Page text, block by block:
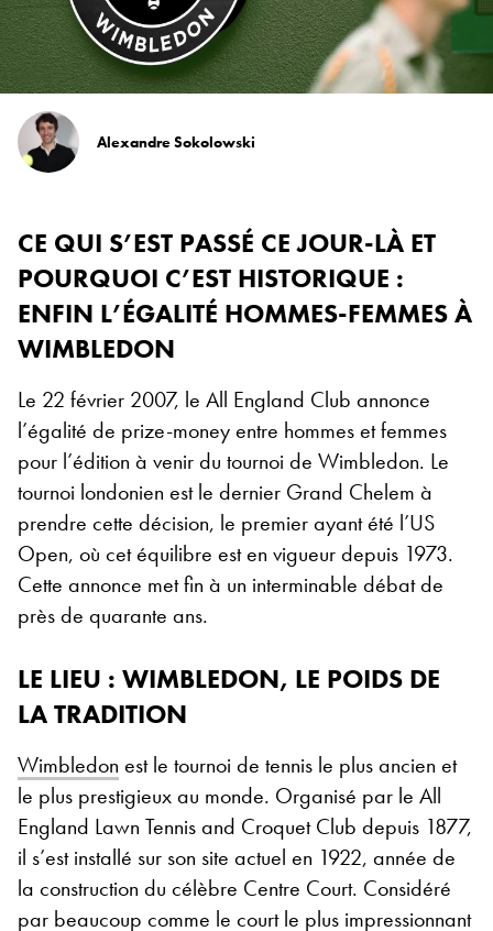
Alexandre Sokolowski
CE QUI S’EST PASSÉ CE JOUR-LÀ ET
POURQUOI C’EST HISTORIQUE :
ENFIN L’ÉGALITÉ HOMMES-FEMMES À
WIMBLEDON
Le 22 février 2007, le All England Club annonce
l’égalité de prize-money entre hommes et femmes
pour l’édition à venir du tournoi de Wimbledon. Le
tournoi londonien est le dernier Grand Chelem à
prendre cette décision, le premier ayant été l’US
Open, où cet équilibre est en vigueur depuis 1973.
Cette annonce met fin à un interminable débat de
près de quarante ans.
LE LIEU : WIMBLEDON, LE POIDS DE
LA TRADITION
Wimbledon est le tournoi de tennis le plus ancien et
le plus prestigieux au monde. Organisé par le All
England Lawn Tennis and Croquet Club depuis 1877,
il s’est installé sur son site actuel en 1922, année de
la construction du célèbre Centre Court. Considéré
par beaucoup comme le court le plus impressionnant